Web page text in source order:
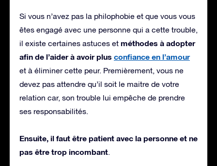
Si vous n’avez pas la philophobie et que vous vous
êtes engagé avec une personne qui a cette trouble,
il existe certaines astuces et méthodes à adopter
afin de l’aider à avoir plus confiance en l’amour
et à éliminer cette peur. Premièrement, vous ne
devez pas attendre qu’il soit le maitre de votre
relation car, son trouble lui empêche de prendre
ses responsabilités.
Ensuite, il faut être patient avec la personne et ne
pas être trop incombant.